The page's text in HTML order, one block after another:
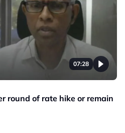
07:28
round of rate hike or remain